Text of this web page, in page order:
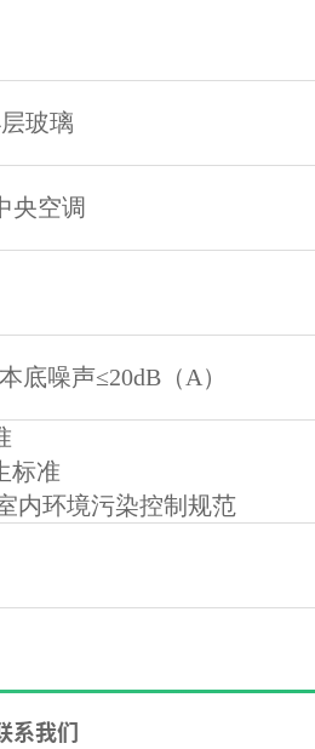
玻璃
央空调
底噪声≤20dB（A）
标准
内环境污染控制规范
系我们